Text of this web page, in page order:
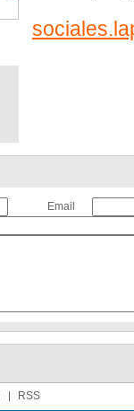
Email
RSS